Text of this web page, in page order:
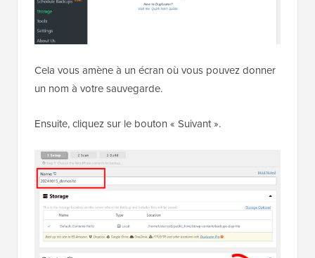
Cela vous amène à un écran où vous pouvez donner
un nom à votre sauvegarde.
Ensuite, cliquez sur le bouton « Suivant ».